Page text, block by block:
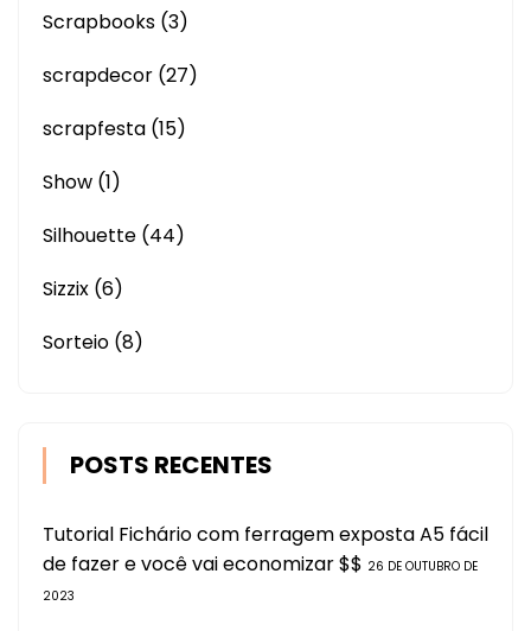
Scrapbooks (3)
scrapdecor (27)
scrapfesta (15)
Show (1)
Silhouette (44)
Sizzix (6)
Sorteio (8)
POSTS RECENTES
Tutorial Fichário com ferragem exposta A5 fácil
de fazer e você vai economizar $$ 26 DE OUTUBRO DE
2023